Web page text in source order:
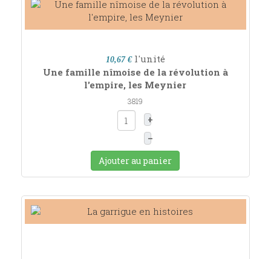
10,67 € l'unité
Une famille nîmoise de la révolution à
l'empire, les Meynier
3819
+
–
Ajouter au panier